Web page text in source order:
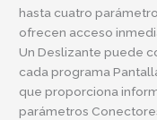
hasta cuatro
ofrecen acceso
Un Deslizante puede
cada programa
que proporciona
parámetros